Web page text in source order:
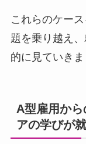
これらのケー
題を乗り越え
的に見ていきま
A型雇用か
アの学びが